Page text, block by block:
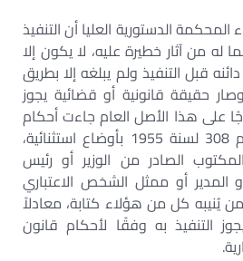
الدستورية العليا أن التنفيذ
له من آثار خطيرة عليه، لا يكون إلا
قبل التنفيذ ولم يبلغه إلا بطريق
حقيقة قانونية أو قضائية يجوز
على هذا الأصل العام جاءت أحكام
قانون الحجز الإداري رقم 308 لسنة 1955 بأوضاع استثنائية،
الصادر من الوزير أو رئيس
المدير أو ممثل الشخص الاعتباري
يُنيبه كل من هؤلاء كتابة، معادلاً
التنفيذ به وفقًا لأحكام قانون